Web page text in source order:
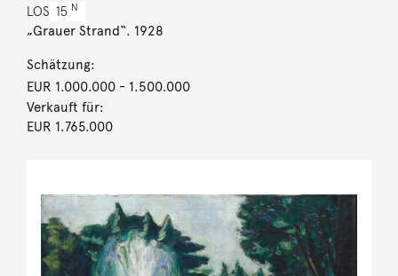
LOS 15 N
„Grauer Strand“. 1928
Schätzung:
EUR 1.000.000- 1.500.000
Verkauft für:
EUR 1.765.000